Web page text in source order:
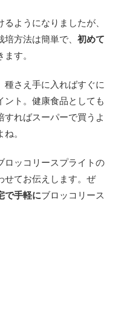
ようになりましたが、
方法は簡単で、 初めて
す。
、種さえ手に入ればすぐに
ント。健康食品としても
ればスーパーで買うよ
ね。
ロッコリースプライトの
せてお伝えします。ぜ
で手軽にブロッコリース